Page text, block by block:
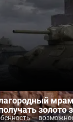
золото
—